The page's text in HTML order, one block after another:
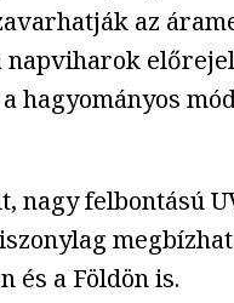
az
a hagyományos
nagy
a Földön is.